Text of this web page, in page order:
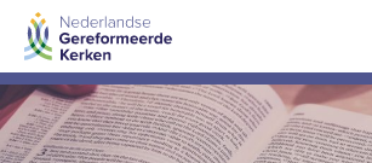
Skip
navigation